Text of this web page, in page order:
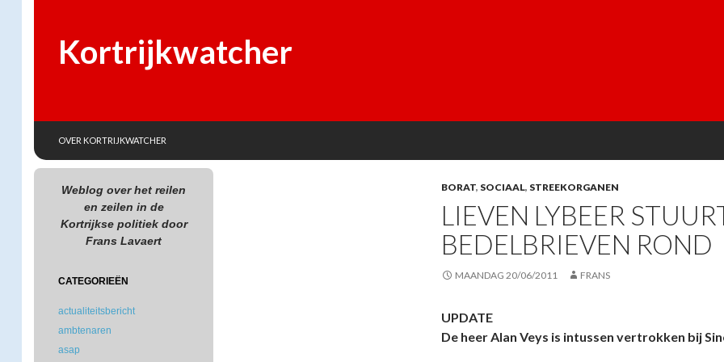
Kortrijkwatcher
OVER KORTRIJKWATCHER
BORAT, SOCIAAL, STREEKORGANEN
LIEVEN LYBEER
BEDELBRIEVEN ROND
MAANDAG 20/06/2011 FRANS
UPDATE
De heer Alan Veys is intussen vertrokken bij
Weblog over het reilen
en zeilen in de
Kortrijkse politiek door
Frans Lavaert
CATEGORIEËN
actualiteitsbericht
ambtenaren
asap